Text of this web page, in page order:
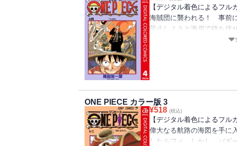
【デジタル着色によるフル
海賊団に襲われる！ 事前
阻止しようと海岸で待ち伏
い。そして、反対側の海
ONE PIECE カラー版 3
¥518 (税込)
【デジタル着色によるフル
偉大なる航路の海図を手に
したルフィ。しかし、バギ